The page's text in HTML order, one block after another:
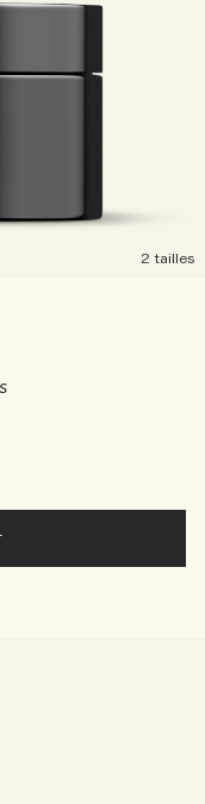
2 tailles